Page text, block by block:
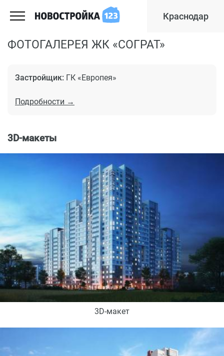
Краснодар
ФОТОГАЛЕРЕЯ ЖК «СОГРАТ»
Застройщик: ГК «Европея»
Подробности →
3D-макеты
3D-макет